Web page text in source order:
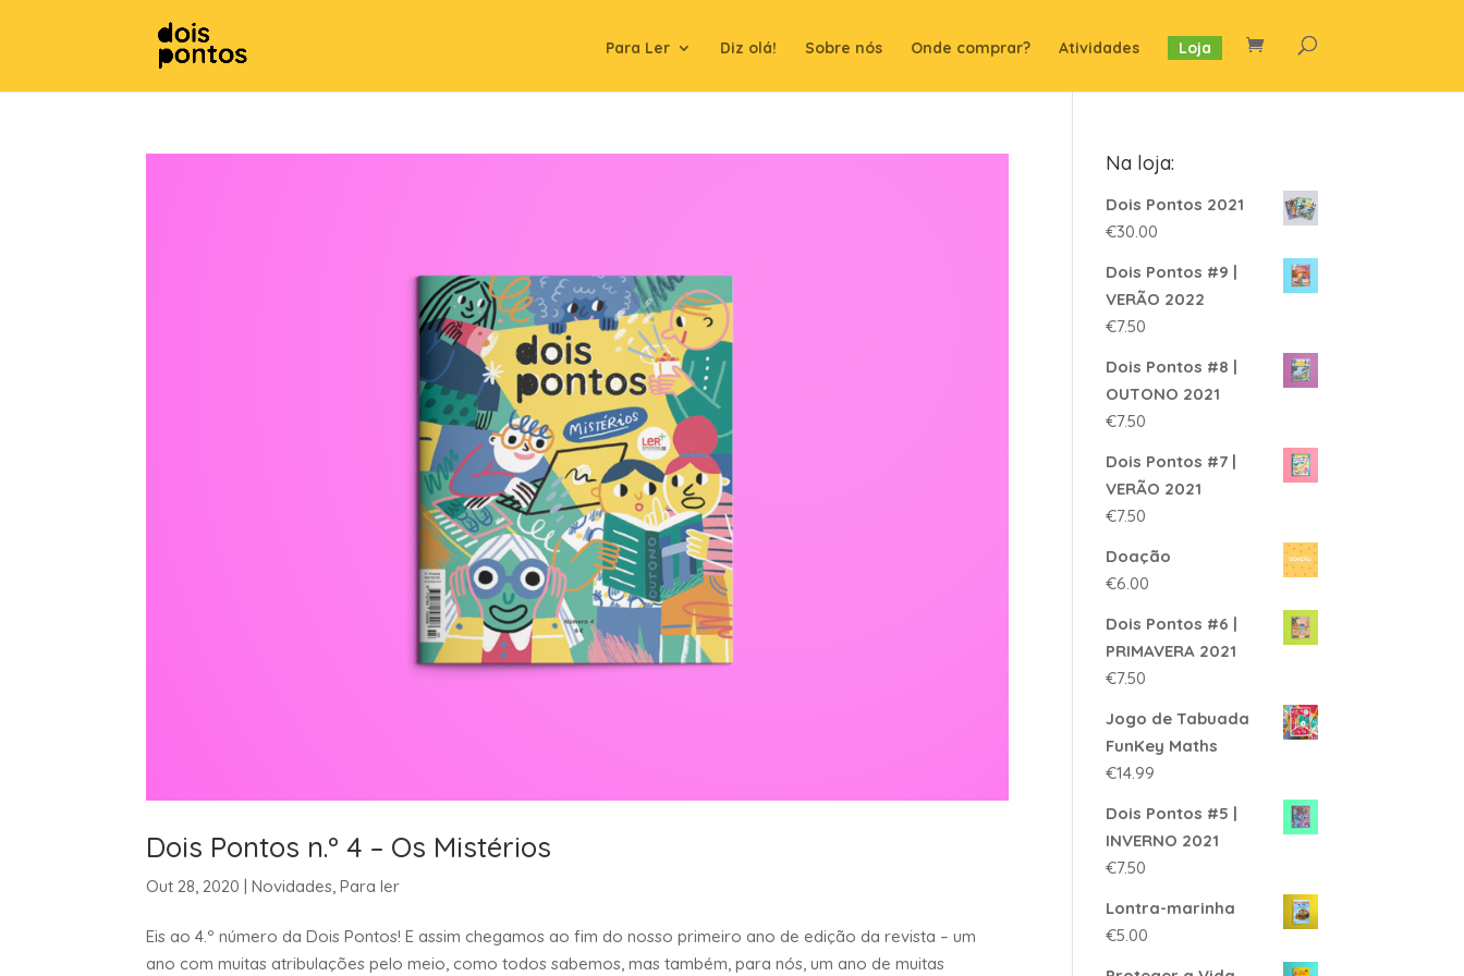
Para Ler Diz olá! Sobre nós Onde comprar? Atividades Loja
Dois Pontos n.º 4 – Os Mistérios
Out 28, 2020 |Novidades ,Para ler
Eis ao 4.º número da Dois Pontos! E assim chegamos ao fim do nosso primeiro ano de edição da revista – um
ano com muitas atribulações pelo meio, como todos sabemos, mas também, para nós, um ano de muitas
Na loja:
Dois Pontos 2021
€30.00
Dois Pontos #9 |
VERÃO 2022
€7.50
Dois Pontos #8 |
OUTONO 2021
€7.50
Dois Pontos #7 |
VERÃO 2021
€7.50
Doação
€6.00
Dois Pontos #6 |
PRIMAVERA 2021
€7.50
Jogo de Tabuada
FunKey Maths
€14.99
Dois Pontos #5 |
INVERNO 2021
€7.50
Lontra-marinha
€5.00